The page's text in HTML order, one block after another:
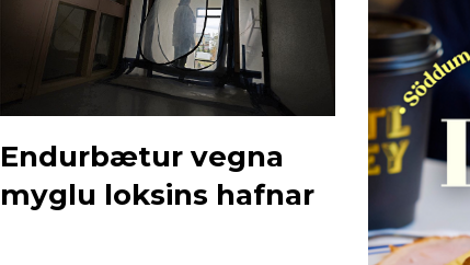
Endurbætur vegna
myglu loksins hafnar